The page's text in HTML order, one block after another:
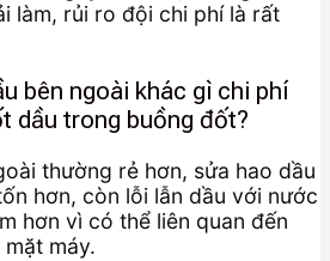
làm, rủi ro đội chi phí là rất
bên ngoài khác gì chi phí
dầu trong buồng đốt?
thường rẻ hơn, sửa hao dầu
hơn, còn lỗi lẫn dầu với nước
hơn vì có thể liên quan đến
máy.